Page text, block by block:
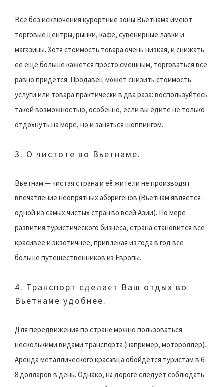
Все без исключения курортные зоны Вьетнама имеют
торговые центры, рынки, кафе, сувенирные лавки и
магазины. Хотя стоимость товара очень низкая, и снижать
её ещё больше кажется просто смешным, торговаться всё
равно придётся. Продавец может снизить стоимость
услуги или товара практически в два раза: воспользуйтесь
такой возможностью, особенно, если вы едите не только
отдохнуть на море, но и заняться шоппингом.
3. О чистоте во Вьетнаме.
Вьетнам — чистая страна и её жители не производят
впечатление неопрятных аборигенов (Вьетнам является
одной из самых чистых стран во всей Азии). По мере
развития туристического бизнеса, страна становится всё
красивее и экзотичнее, привлекая из года в год всё
больше путешественников из Европы.
4. Транспорт сделает Ваш отдых во
Вьетнаме удобнее.
Для передвижения по стране можно пользоваться
несколькими видами транспорта (например, мотороллер).
Аренда металлического красавца обойдётся туристам в 6-
8 долларов в день. Однако, на дороге следует соблюдать